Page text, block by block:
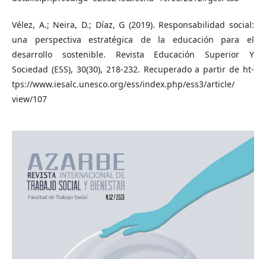
Vélez, A.; Neira, D.; Díaz, G (2019). Responsabilidad social:
una perspectiva estratégica de la educación para el
desarrollo sostenible. Revista Educación Superior Y
Sociedad (ESS), 30(30), 218-232. Recuperado a partir de ht-
tps://www.iesalc.unesco.org/ess/index.php/ess3/article/
view/107